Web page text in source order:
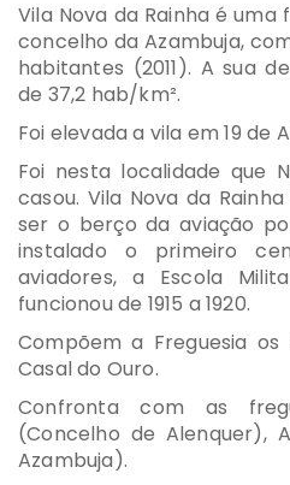
Vila Nova da Rainha é
concelho da Azambuja,
habitantes (2011). A sua
de 37,2 hab/km².
Foi elevada a vila em 19 de
Foi nesta localidade que
casou. Vila Nova da
ser o berço da aviação
instalado o primeiro
aviadores, a Escola
funcionou de 1915 a 1920.
Compõem a Freguesia os
Casal do Ouro.
Confronta com as
(Concelho de Alenquer),
Azambuja).